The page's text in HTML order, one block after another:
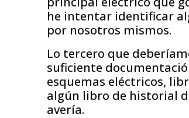
he intentar identificar
por nosotros mismos.
Lo tercero que
suficiente
esquemas eléctricos,
algún libro de historial
avería.